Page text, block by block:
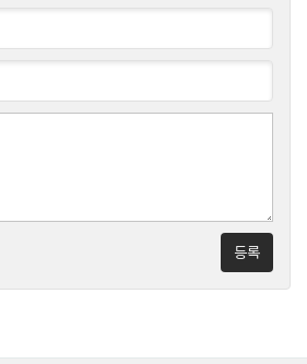
등록